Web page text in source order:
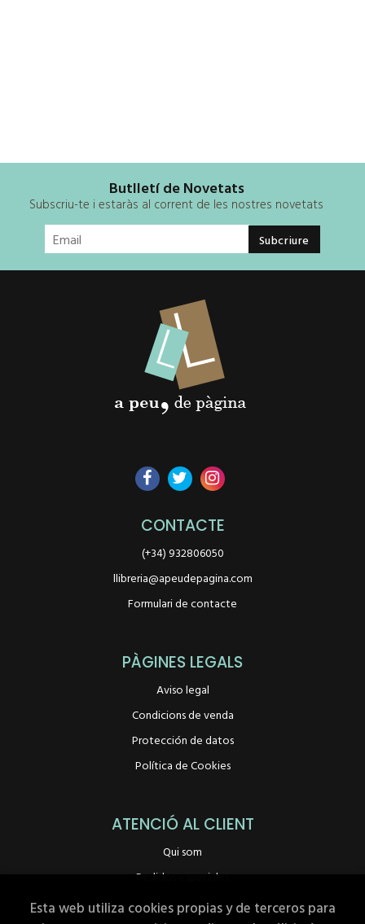
Butlletí de Novetats
Subscriu-te i estaràs al corrent de les nostres novetats
CONTACTE
(+34) 932806050
llibreria@apeudepagina.com
Formulari de contacte
PÀGINES LEGALS
Aviso legal
Condicions de venda
Protección de datos
Política de Cookies
ATENCIÓ AL CLIENT
Qui som
Pedidos especiales
Esta web utiliza cookies propias y de terceros para